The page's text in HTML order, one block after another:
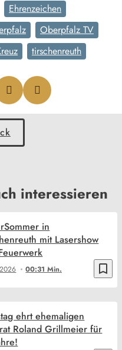
Ehrenzeichen
Oberpfalz TV
tirschenreuth
interessieren
bookmark_border
00:31 Min.
in
mit Lasershow
ehrt ehemaligen
Roland Grillmeier für